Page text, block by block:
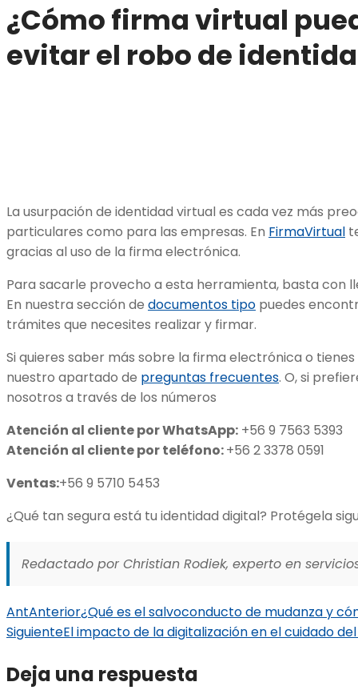
¿Cómo firma virtual
evitar el robo de
La usurpación de identidad virtual es cada vez más
particulares como para las empresas. En FirmaVirtual
gracias al uso de la firma electrónica.
Para sacarle provecho a esta herramienta, basta con
En nuestra sección de documentos tipo puedes
trámites que necesites realizar y firmar.
Si quieres saber más sobre la firma electrónica o
nuestro apartado de preguntas frecuentes. O, si
nosotros a través de los números
Atención al cliente por WhatsApp: +56 9 7563 5393
Atención al cliente por teléfono:+56 2 3378 0591
Ventas:+56 9 5710 5453
¿Qué tan segura está tu identidad digital? Protégela
Redactado por Christian Rodiek, experto en
AntAnterior¿Qué es el salvoconducto de mudanza y
SiguienteEl impacto de la digitalización en el cuidado
Deja una respuesta